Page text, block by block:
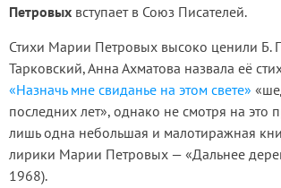
Петровых вступает в Союз Писателей.
Стихи Марии Петровых высоко ценили Б.
Тарковский, Анна Ахматова назвала её
«Назначь мне свиданье на этом свете»
последних лет», однако не смотря на
лишь одна небольшая и малотиражная
лирики Марии Петровых — «Дальнее
1968).